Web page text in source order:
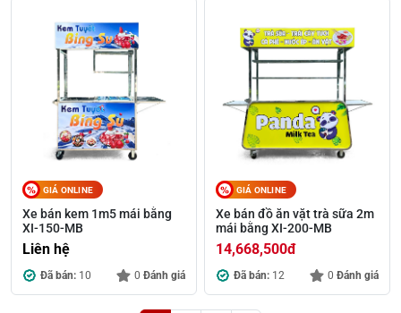
GIÁ ONLINE
Xe bán kem 1m5 mái bằng
XI-150-MB
Liên hệ
Đã bán: 10 0 Đánh giá
GIÁ ONLINE
Xe bán đồ ăn vặt trà sữa 2m
mái bằng XI-200-MB
14,668,500đ
Đã bán: 12 0 Đánh giá